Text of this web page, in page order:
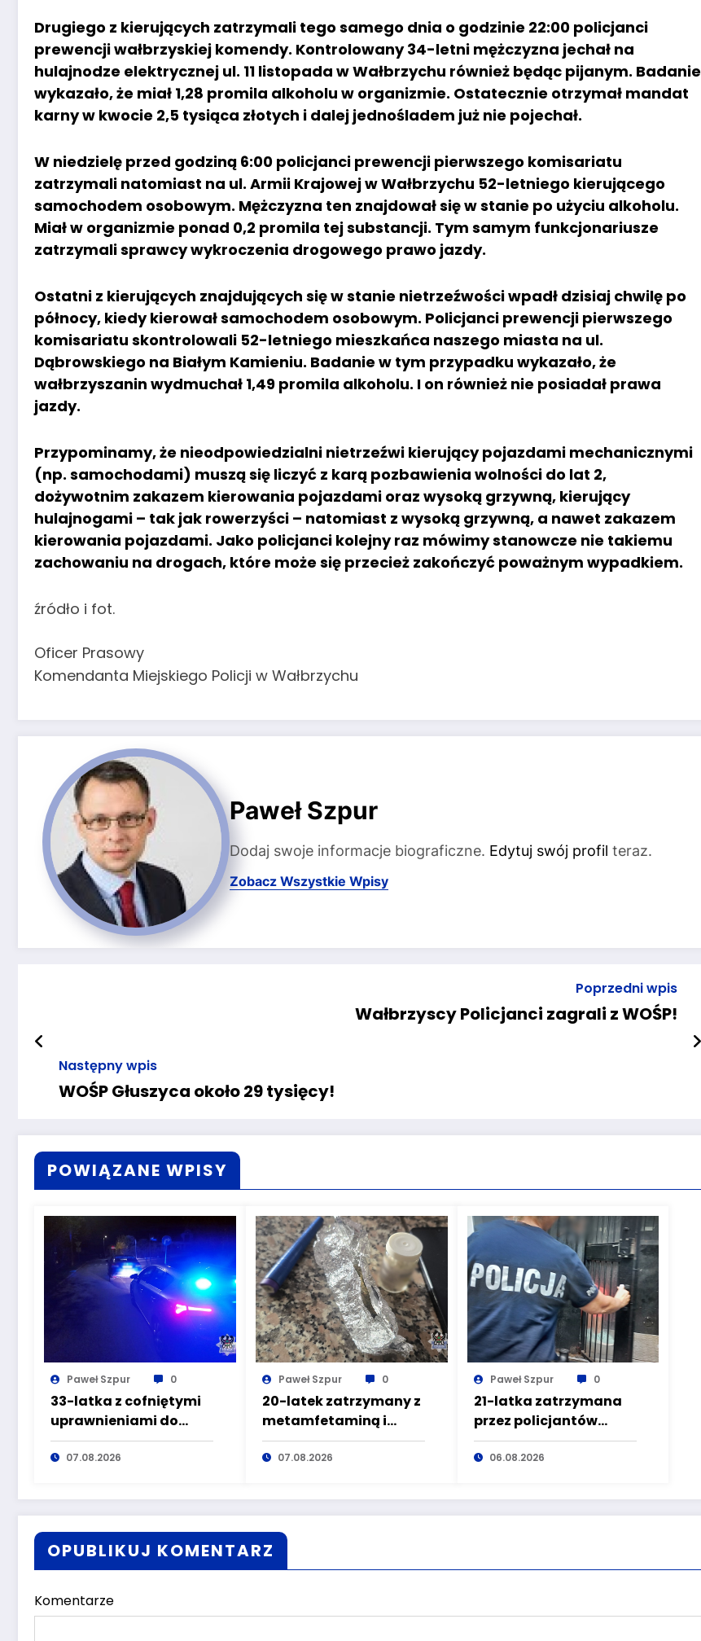
Drugiego z kierujących zatrzymali tego samego dnia o godzinie 22:00 policjanci
prewencji wałbrzyskiej komendy. Kontrolowany 34-letni mężczyzna jechał na
hulajnodze elektrycznej ul. 11 listopada w Wałbrzychu również będąc pijanym. Badanie
wykazało, że miał 1,28 promila alkoholu w organizmie. Ostatecznie otrzymał mandat
karny w kwocie 2,5 tysiąca złotych i dalej jednośladem już nie pojechał.
W niedzielę przed godziną 6:00 policjanci prewencji pierwszego komisariatu
zatrzymali natomiast na ul. Armii Krajowej w Wałbrzychu 52-letniego kierującego
samochodem osobowym. Mężczyzna ten znajdował się w stanie po użyciu alkoholu.
Miał w organizmie ponad 0,2 promila tej substancji. Tym samym funkcjonariusze
zatrzymali sprawcy wykroczenia drogowego prawo jazdy.
Ostatni z kierujących znajdujących się w stanie nietrzeźwości wpadł dzisiaj chwilę po
północy, kiedy kierował samochodem osobowym. Policjanci prewencji pierwszego
komisariatu skontrolowali 52-letniego mieszkańca naszego miasta na ul.
Dąbrowskiego na Białym Kamieniu. Badanie w tym przypadku wykazało, że
wałbrzyszanin wydmuchał 1,49 promila alkoholu. I on również nie posiadał prawa
jazdy.
Przypominamy, że nieodpowiedzialni nietrzeźwi kierujący pojazdami mechanicznymi
(np. samochodami) muszą się liczyć z karą pozbawienia wolności do lat 2,
dożywotnim zakazem kierowania pojazdami oraz wysoką grzywną, kierujący
hulajnogami – tak jak rowerzyści – natomiast z wysoką grzywną, a nawet zakazem
kierowania pojazdami. Jako policjanci kolejny raz mówimy stanowcze nie takiemu
zachowaniu na drogach, które może się przecież zakończyć poważnym wypadkiem.
źródło i fot.
Oficer Prasowy
Komendanta Miejskiego Policji w Wałbrzychu
Paweł Szpur
Dodaj swoje informacje biograficzne. Edytuj swój profil teraz.
Zobacz Wszystkie Wpisy
Poprzedni wpis
Wałbrzyscy Policjanci zagrali z WOŚP!
Następny wpis
WOŚP Głuszyca około 29 tysięcy!
POWIĄZANE WPISY
Paweł Szpur 0
33-latka z cofniętymi
uprawnieniami do
kierowania pojazdami
wyeliminowana z
07.08.2026
Paweł Szpur 0
20-latek zatrzymany z
metamfetaminą i
marihuaną przez
głuszyckich
07.08.2026
Paweł Szpur 0
21-latka zatrzymana
przez policjantów
kryminalnych
pierwszego
kradzieże sklepowe
06.08.2026
OPUBLIKUJ KOMENTARZ
Komentarze